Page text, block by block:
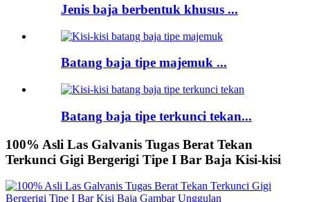
Jenis baja berbentuk khusus ...
Batang baja tipe majemuk ...
Batang baja tipe terkunci tekan...
100% Asli Las Galvanis Tugas Berat Tekan
Terkunci Gigi Bergerigi Tipe I Bar Baja Kisi-kisi